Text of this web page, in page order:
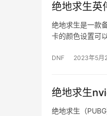
绝地求生英
绝地求生是一款
卡的颜色设置可
DNF 2023年5月
绝地求生
绝地求生（